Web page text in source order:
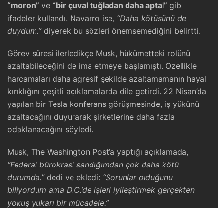
“moron” ve “bir çuval tuğladan daha aptal” gibi
ifadeler kullandı. Navarro ise, “Daha kötüsünü de
duydum.”diyerek bu sözleri önemsemediğini belirtti.
Görev süresi ilerledikçe Musk, hükümetteki rolünü
azaltabileceğini de ima etmeye başlamıştı. Özellikle
harcamaları daha agresif şekilde azaltamamanın hayal
kırıklığını çeşitli açıklamalarda dile getirdi. 22 Nisan’da
yapılan bir Tesla konferans görüşmesinde, iş yükünü
azaltacağını duyurarak şirketlerine daha fazla
odaklanacağını söyledi.
Musk, The Washington Post’a yaptığı açıklamada,
“Federal bürokrasi sandığımdan çok daha kötü
durumda.”dedi ve ekledi: “Sorunlar olduğunu
biliyordum ama D.C.’de işleri iyileştirmek gerçekten
yokuş yukarı bir mücadele.”